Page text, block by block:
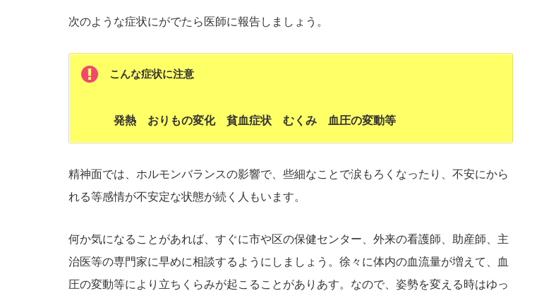
次のような症状にがでたら医師に報告しましょう。
こんな症状に注意
発熱 おりもの変化 貧血症状 むくみ 血圧の変動等
精神面では、ホルモンバランスの影響で、些細なことで涙もろくなったり、不安にから
れる等感情が不安定な状態が続く人もいます。
何か気になることがあれば、すぐに市や区の保健センター、外来の看護師、助産師、主
治医等の専門家に早めに相談するようにしましょう。徐々に体内の血流量が増えて、血
圧の変動等により立ちくらみが起こることがありあす。なので、姿勢を変える時はゆっ